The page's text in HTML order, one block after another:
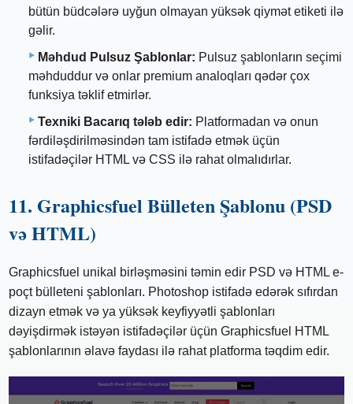
bütün büdcələrə uyğun olmayan yüksək qiymət etiketi ilə
gəlir.
Məhdud Pulsuz Şablonlar: Pulsuz şablonların seçimi
məhduddur və onlar premium analoqları qədər çox
funksiya təklif etmirlər.
Texniki Bacarıq tələb edir: Platformadan və onun
fərdiləşdirilməsindən tam istifadə etmək üçün
istifadəçilər HTML və CSS ilə rahat olmalıdırlar.
11. Graphicsfuel Bülleten Şablonu (PSD
və HTML)
Graphicsfuel unikal birləşməsini təmin edir PSD və HTML e-
poçt bülleteni şablonları. Photoshop istifadə edərək sıfırdan
dizayn etmək və ya yüksək keyfiyyətli şablonları
dəyişdirmək istəyən istifadəçilər üçün Graphicsfuel HTML
şablonlarının əlavə faydası ilə rahat platforma təqdim edir.